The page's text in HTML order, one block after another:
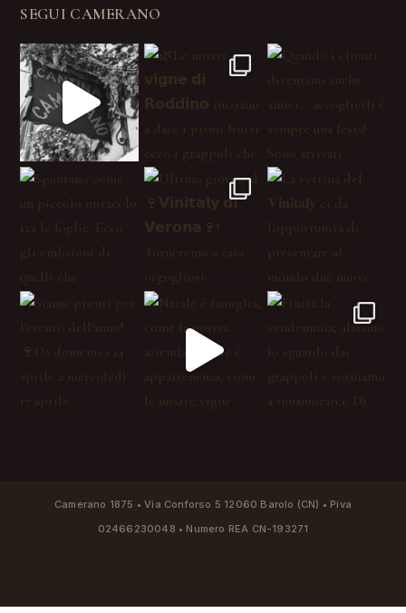
SEGUI CAMERANO
Camerano 1875 • Via Conforso 5 12060 Barolo (CN) • Piva
02466230048 • Numero REA CN-193271